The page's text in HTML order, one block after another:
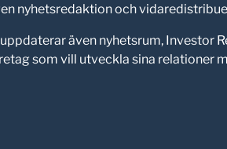
nyhetsredaktion och
även nyhetsrum, Investor
som vill utveckla sina relationer